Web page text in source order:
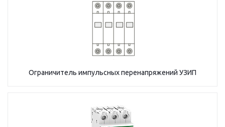
Ограничитель импульсных перенапряжений УЗИП